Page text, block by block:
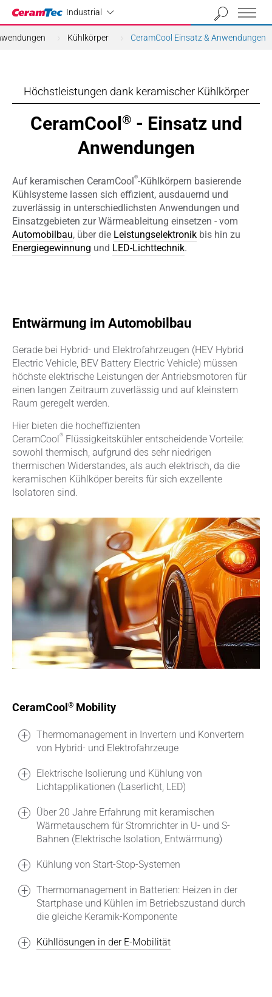
Industrial
Industrial
Kühlkörper CeramCool Einsatz & Anwendungen
Höchstleistungen dank keramischer Kühlkörper
CeramCool ® - Einsatz und
Anwendungen
Auf keramischen CeramCool®-Kühlkörpern basierende
Kühlsysteme lassen sich effizient, ausdauernd und
zuverlässig in unterschiedlichsten Anwendungen und
Einsatzgebieten zur Wärmeableitung einsetzen - vom
Automobilbau, über die Leistungselektronik bis hin zu
Energiegewinnung und LED-Lichttechnik.
Entwärmung im Automobilbau
Gerade bei Hybrid- und Elektrofahrzeugen (HEV Hybrid
Electric Vehicle, BEV Battery Electric Vehicle) müssen
höchste elektrische Leistungen der Antriebsmotoren für
einen langen Zeitraum zuverlässig und auf kleinstem
Raum geregelt werden.
Hier bieten die hocheffizienten
CeramCool ®
Flüssigkeitskühler entscheidende Vorteile:
sowohl thermisch, aufgrund des sehr niedrigen
thermischen Widerstandes, als auch elektrisch, da die
keramischen Kühlköper bereits für sich exzellente
Isolatoren sind.
CeramCool ® Mobility
Thermomanagement in Invertern und Konvertern
von Hybrid- und Elektrofahrzeuge
Elektrische Isolierung und Kühlung von
Lichtapplikationen (Laserlicht, LED)
Über 20 Jahre Erfahrung mit keramischen
Wärmetauschern für Stromrichter in U- und S-
Bahnen (Elektrische Isolation, Entwärmung)
Kühlung von Start-Stop-Systemen
Thermomanagement in Batterien: Heizen in der
Startphase und Kühlen im Betriebszustand durch
die gleiche Keramik-Komponente
Kühllösungen in der E-Mobilität